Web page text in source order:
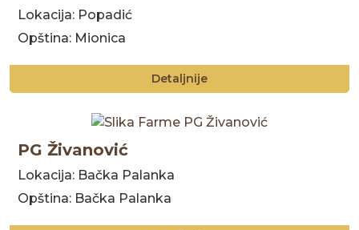
Lokacija: Popadić
Opština: Mionica
Detaljnije
PG Živanović
Lokacija: Bačka Palanka
Opština: Bačka Palanka